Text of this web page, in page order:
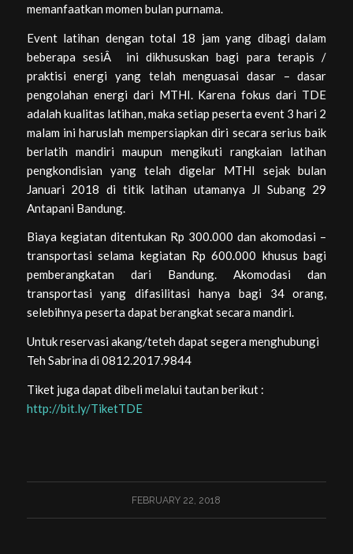
memanfaatkan momen bulan purnama.
Event latihan dengan total 18 jam yang dibagi dalam
beberapa sesiÂ ini dikhususkan bagi para terapis /
praktisi energi yang telah menguasai dasar – dasar
pengolahan energi dari MTHI. Karena fokus dari TDE
adalah kualitas latihan, maka setiap peserta event 3 hari 2
malam ini haruslah mempersiapkan diri secara serius baik
berlatih mandiri maupun mengikuti rangkaian latihan
pengkondisian yang telah digelar MTHI sejak bulan
Januari 2018 di titik latihan utamanya Jl Subang 29
Antapani Bandung.
Biaya kegiatan ditentukan Rp 300.000 dan akomodasi –
transportasi selama kegiatan Rp 600.000 khusus bagi
pemberangkatan dari Bandung. Akomodasi dan
transportasi yang difasilitasi hanya bagi 34 orang,
selebihnya peserta dapat berangkat secara mandiri.
Untuk reservasi akang/teteh dapat segera menghubungi
Teh Sabrina di 0812.2017.9844
Tiket juga dapat dibeli melalui tautan berikut :
http://bit.ly/TiketTDE
FEBRUARY 22, 2018